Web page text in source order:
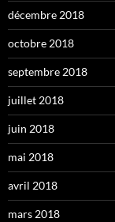
décembre 2018
octobre 2018
septembre 2018
juillet 2018
juin 2018
mai 2018
avril 2018
mars 2018